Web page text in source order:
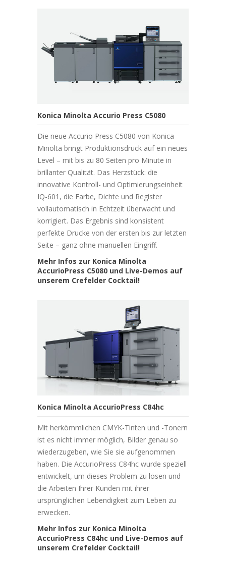
Konica Minolta Accurio Press C5080
Die neue Accurio Press C5080 von Konica
Minolta bringt Produktionsdruck auf ein neues
Level – mit bis zu 80 Seiten pro Minute in
brillanter Qualität. Das Herzstück: die
innovative Kontroll- und Optimierungseinheit
IQ-601, die Farbe, Dichte und Register
vollautomatisch in Echtzeit überwacht und
korrigiert. Das Ergebnis sind konsistent
perfekte Drucke von der ersten bis zur letzten
Seite – ganz ohne manuellen Eingriff.
Mehr Infos zur Konica Minolta
AccurioPress C5080 und Live-Demos auf
unserem Crefelder Cocktail!
Konica Minolta AccurioPress C84hc
Mit herkömmlichen CMYK-Tinten und -Tonern
ist es nicht immer möglich, Bilder genau so
wiederzugeben, wie Sie sie aufgenommen
haben. Die AccurioPress C84hc wurde speziell
entwickelt, um dieses Problem zu lösen und
die Arbeiten Ihrer Kunden mit ihrer
ursprünglichen Lebendigkeit zum Leben zu
erwecken.
Mehr Infos zur Konica Minolta
AccurioPress C84hc und Live-Demos auf
unserem Crefelder Cocktail!